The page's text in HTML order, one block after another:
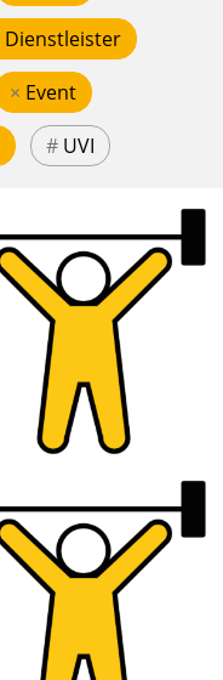
Dienstleister
× Event
# UVI